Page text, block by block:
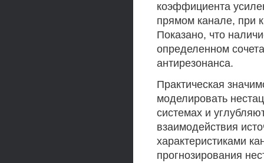
коэффициента
прямом канале, при
Показано, что
определенном
антирезонанса.
Практическая
моделировать
системах и
взаимодействия
характеристиками
прогнозирования